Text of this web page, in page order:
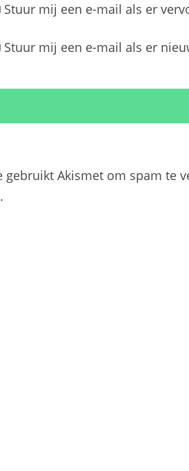
Stuur mij een e-mail als er
Stuur mij een e-mail als er
gebruikt Akismet om spam te
.